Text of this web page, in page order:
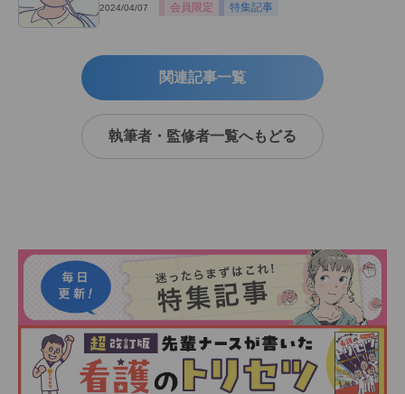
2024/04/07 会員限定 特集記事
関連記事一覧
執筆者・監修者一覧へもどる